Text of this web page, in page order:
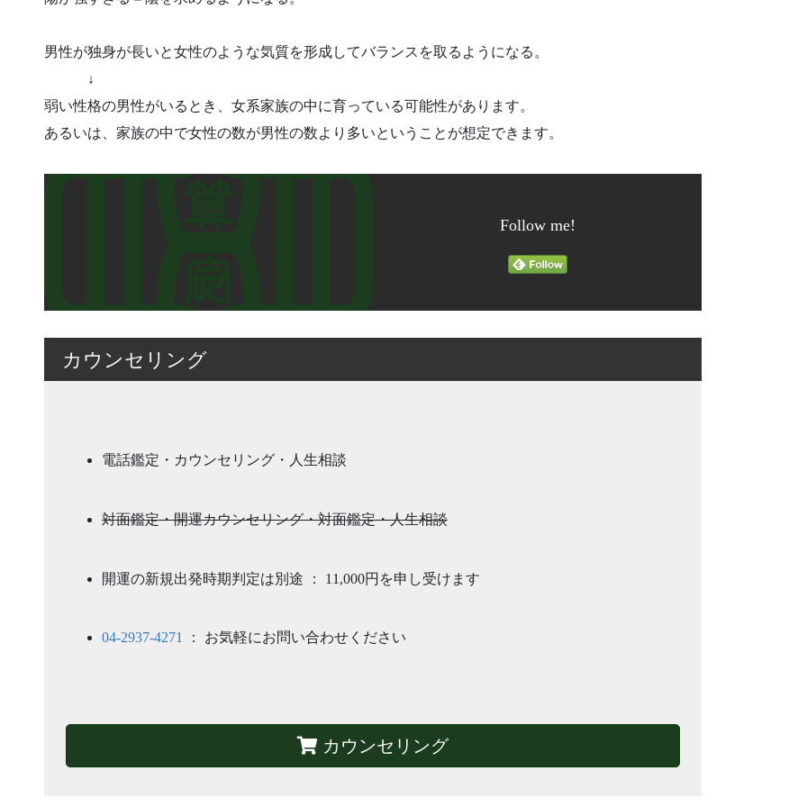
男性が独身が長いと女性のような気質を形成してバランスを取るようになる。
↓
弱い性格の男性がいるとき、女系家族の中に育っている可能性があります。
あるいは、家族の中で女性の数が男性の数より多いということが想定できます。
Follow me!
カウンセリング
電話鑑定・カウンセリング・人生相談
対面鑑定・開運カウンセリング・対面鑑定・人生相談
開運の新規出発時期判定は別途 ： 11,000円を申し受けます
04-2937-4271 ： お気軽にお問い合わせください
カウンセリング